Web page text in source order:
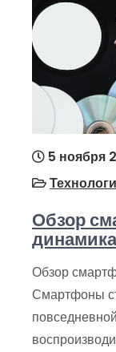
5 ноября
Обзор
Обзор
Смартфоны